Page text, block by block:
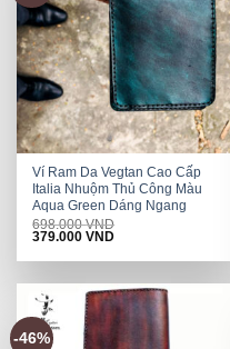
Ví Ram Da Vegtan Cao Cấp
Italia Nhuộm Thủ Công Màu
Aqua Green Dáng Ngang
698.000VND
Original
was:
379.000VNDCurrent
is:
-46%